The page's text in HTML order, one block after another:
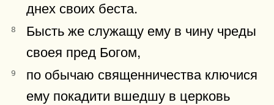
днех своих беста.
8
Бысть же служащу ему в чину чреды
своея пред Богом,
9
по обычаю священничества ключися
ему покадити вшедшу в церковь